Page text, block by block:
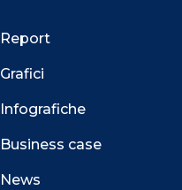
Report
Grafici
Infografiche
Business case
News